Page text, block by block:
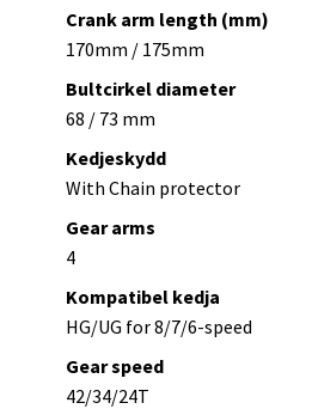
Crank arm length (mm)
170mm / 175mm
Bultcirkel diameter
68 / 73 mm
Kedjeskydd
With Chain protector
Gear arms
4
Kompatibel kedja
HG/UG for 8/7/6-speed
Gear speed
42/34/24T